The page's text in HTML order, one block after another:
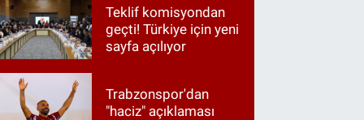
Teklif komisyondan
geçti! Türkiye için yeni
sayfa açılıyor
Trabzonspor'dan
"haciz" açıklaması